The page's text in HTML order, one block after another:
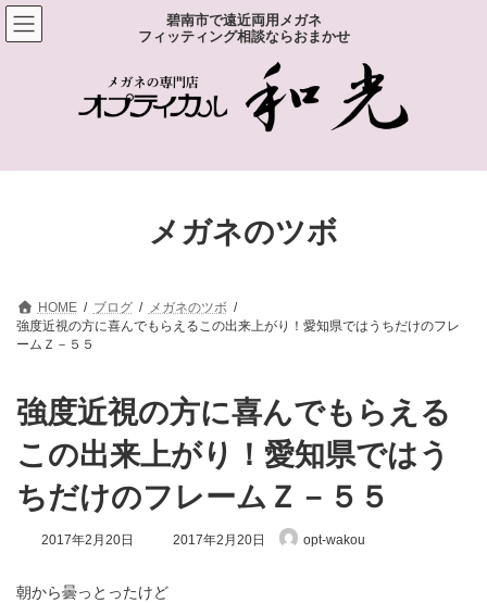
コ
ン
テ
ナ
ビ
ゲ
碧南市で遠近両用メガネ
フィッティング相談ならおまかせ
メガネのツボ
HOME ブログ
メガネのツボ
強度近視の方に喜んでもらえるこの出来上がり！愛知県ではうちだけのフレ
ームＺ－５５
強度近視の方に喜んでもらえる
この出来上がり！愛知県ではう
ちだけのフレームＺ－５５
2017年2月20日
最
2017年2月20日 opt-wakou
朝から曇っとったけど